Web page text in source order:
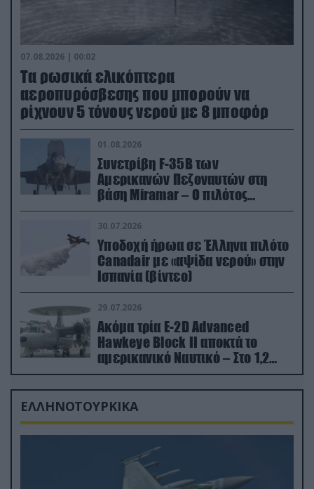
07.08.2026 | 00:02
Τα ρωσικά ελικόπτερα
αεροπυρόσβεσης που μπορούν να
ρίχνουν 5 τόνους νερού με 8 μποφόρ
01.08.2026
Συνετρίβη F-35B των
Αμερικανών Πεζοναυτών στη
βάση Miramar – Ο πιλότος
εκτινάχθηκε εγκαίρως
30.07.2026
Υποδοχή ήρωα σε Έλληνα πιλότο
Canadair με «αψίδα νερού» στην
Ισπανία (βίντεο)
29.07.2026
Ακόμα τρία E-2D Advanced
Hawkeye Block II αποκτά το
αμερικανικό Ναυτικό – Στο 1,2
δισ.δολάρια το κόστος
ΕΛΛΗΝΟΤΟΥΡΚΙΚΑ